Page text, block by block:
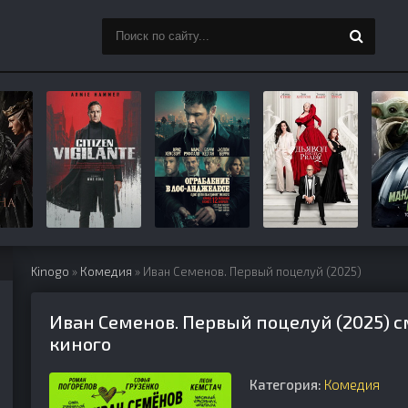
Kinogo » Комедия » Иван Семенов. Первый поцелуй (2025)
Иван Семенов. Первый поцелуй (2025)
киного
Категория: Комедия